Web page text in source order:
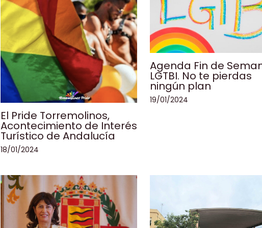
El Pride Torremolinos,
Acontecimiento de Interés
Turístico de Andalucía
18/01/2024
Agenda Fin de
LGTBI. No te pierdas
ningún plan
19/01/2024